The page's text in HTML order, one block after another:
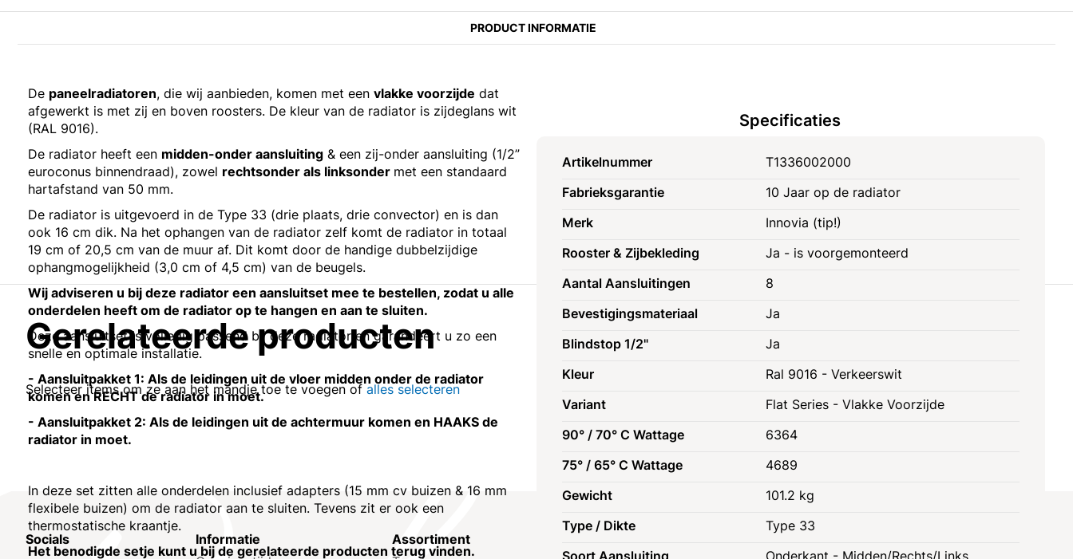
PRODUCT INFORMATIE
Specificaties
Artikelnummer
T1336002000
Fabrieksgarantie
10 Jaar op de radiator
Merk
Innovia (tip!)
Rooster & Zijbekleding
Ja - is voorgemonteerd
Aantal Aansluitingen
8
Bevestigingsmateriaal
Ja
Blindstop 1/2"
Ja
Kleur
Ral 9016 - Verkeerswit
Variant
Flat Series - Vlakke Voorzijde
90° / 70° C Wattage
6364
75° / 65° C Wattage
4689
Gewicht
101.2 kg
Type / Dikte
Type 33
De paneelradiatoren, die wij aanbieden, komen met een vlakke voorzijde dat
afgewerkt is met zij en boven roosters. De kleur van de radiator is zijdeglans wit
(RAL 9016).
De radiator heeft een midden-onder aansluiting & een zij-onder aansluiting (1/2”
euroconus binnendraad), zowel rechtsonder als linksonder met een standaard
hartafstand van 50 mm.
De radiator is uitgevoerd in de Type 33 (drie plaats, drie convector) en is dan
ook 16 cm dik. Na het ophangen van de radiator zelf komt de radiator in totaal
19 cm of 20,5 cm van de muur af. Dit komt door de handige dubbelzijdige
ophangmogelijkheid (3,0 cm of 4,5 cm) van de beugels.
Wij adviseren u bij deze radiator een aansluitset mee te bestellen, zodat u alle
onderdelen heeft om de radiator op te hangen en aan te sluiten.
Deze aansluitset is volledig passend bij deze radiator en garandeert u zo een
snelle en optimale installatie.
- Aansluitpakket 1: Als de leidingen uit de vloer midden onder de radiator
komen en RECHT de radiator in moet.
- Aansluitpakket 2: Als de leidingen uit de achtermuur komen en HAAKS de
radiator in moet.
In deze set zitten alle onderdelen inclusief adapters (15 mm cv buizen & 16 mm
flexibele buizen) om de radiator aan te sluiten. Tevens zit er ook een
thermostatische kraantje.
Het benodigde setje kunt u bij de gerelateerde producten terug vinden.
Gerelateerde producten
Selecteer items om ze aan het mandje toe te voegen of alles selecteren
Socials
Informatie
Assortiment